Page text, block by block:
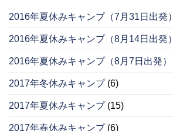
2016年夏休みキャンプ（7月31日出発）
2016年夏休みキャンプ（8月14日出発）
2016年夏休みキャンプ（8月7日出発）
2017年冬休みキャンプ(6)
2017年夏休みキャンプ(15)
2017年春休みキャンプ(6)